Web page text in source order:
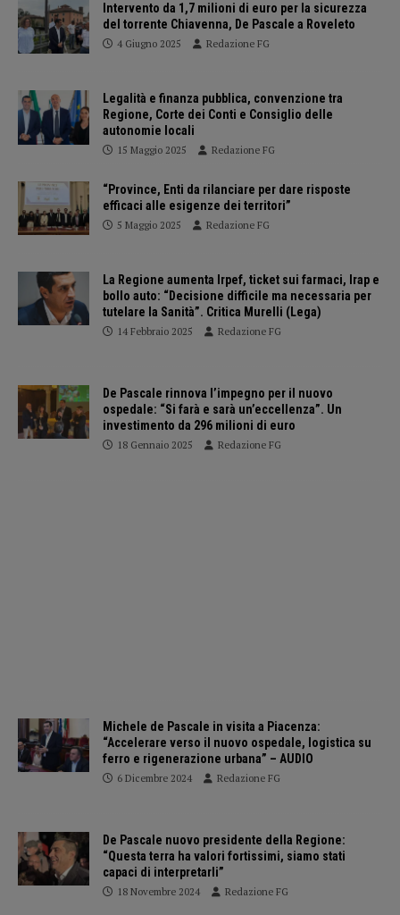
Intervento da 1,7 milioni di euro per la sicurezza
del torrente Chiavenna, De Pascale a Roveleto
4 Giugno 2025 Redazione FG
Legalità e finanza pubblica, convenzione tra
Regione, Corte dei Conti e Consiglio delle
autonomie locali
15 Maggio 2025 Redazione FG
“Province, Enti da rilanciare per dare risposte
efficaci alle esigenze dei territori”
5 Maggio 2025 Redazione FG
La Regione aumenta Irpef, ticket sui farmaci, Irap e
bollo auto: “Decisione difficile ma necessaria per
tutelare la Sanità”. Critica Murelli (Lega)
14 Febbraio 2025 Redazione FG
De Pascale rinnova l’impegno per il nuovo
ospedale: “Si farà e sarà un’eccellenza”. Un
investimento da 296 milioni di euro
18 Gennaio 2025 Redazione FG
Michele de Pascale in visita a Piacenza:
“Accelerare verso il nuovo ospedale, logistica su
ferro e rigenerazione urbana” – AUDIO
6 Dicembre 2024 Redazione FG
De Pascale nuovo presidente della Regione:
“Questa terra ha valori fortissimi, siamo stati
capaci di interpretarli”
18 Novembre 2024 Redazione FG